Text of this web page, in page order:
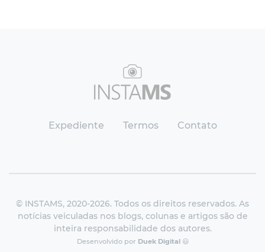
Expediente Termos Contato
© INSTAMS, 2020-2026. Todos os direitos reservados. As
notícias veiculadas nos blogs, colunas e artigos são de
inteira responsabilidade dos autores.
Desenvolvido por Duek Digital😃